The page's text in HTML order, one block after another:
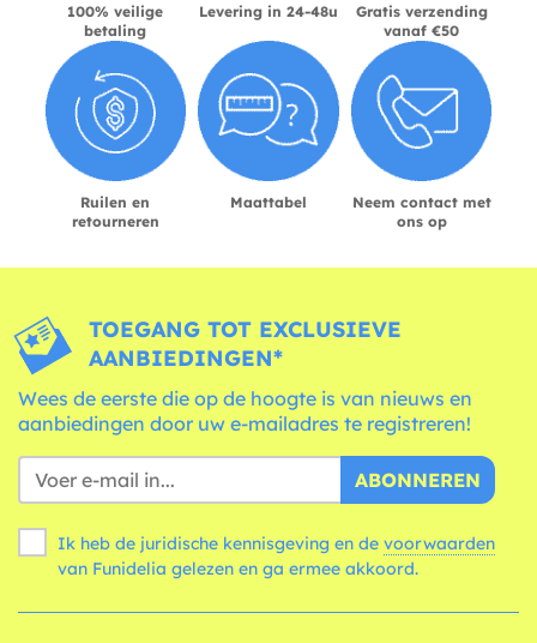
100% veilige
betaling
Levering in 24-48u
Gratis verzending
vanaf €50
Ruilen en
retourneren
Maattabel
Neem contact met
ons op
TOEGANG TOT EXCLUSIEVE
AANBIEDINGEN*
Wees de eerste die op de hoogte is van nieuws en
aanbiedingen door uw e-mailadres te registreren!
ABONNEREN
Ik heb de juridische kennisgeving en de voorwaarden
van Funidelia gelezen en ga ermee akkoord.